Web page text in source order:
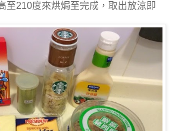
至210度來烘焗至完成，取出放涼即